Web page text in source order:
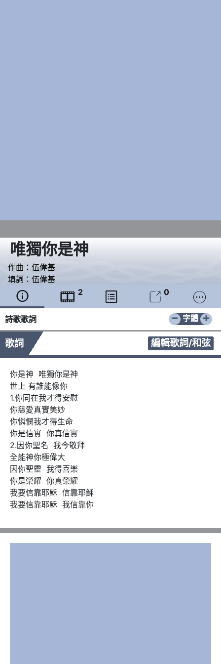
唯獨你是神
作曲： 伍偉基
填詞： 伍偉基
  2   0 
詩歌歌詞 − +
字體
歌詞 編輯歌詞/和弦
你是神  唯獨你是神
世上 有誰能像你
1.你同在我才得安慰
你慈愛真實美妙
你憐憫我才得生命
你是信實  你真信實
2.因你聖名  我今敬拜
全能神你極偉大
因你聖靈  我得喜樂
你是榮耀  你真榮耀
我要信靠耶穌  信靠耶穌
我要信靠耶穌  我信靠你